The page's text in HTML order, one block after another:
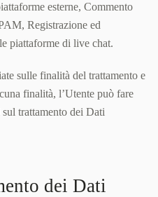
esterne, Commento
Registrazione ed
piattaforme di live chat.
sulle finalità del trattamento e
finalità, l’Utente può fare
trattamento dei Dati
dei Dati